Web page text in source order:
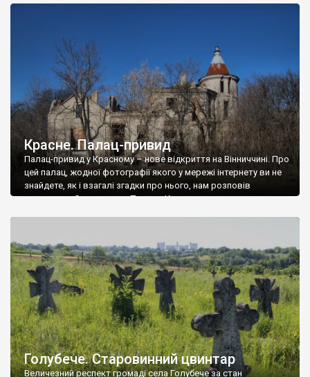
Красне. Палац-привид
Палац-привид у Красному – нове відкриття на Вінниччині. Про
цей палац, жодної фотографії якого у мережі інтернету ви не
знайдете, як і взагалі згадки про нього, нам розповів
мешканець Самгородка. Палац у Красному вразив не лише
Голубече. Старовинний цвинтар
Величезний респект громаді села Голубече за стан